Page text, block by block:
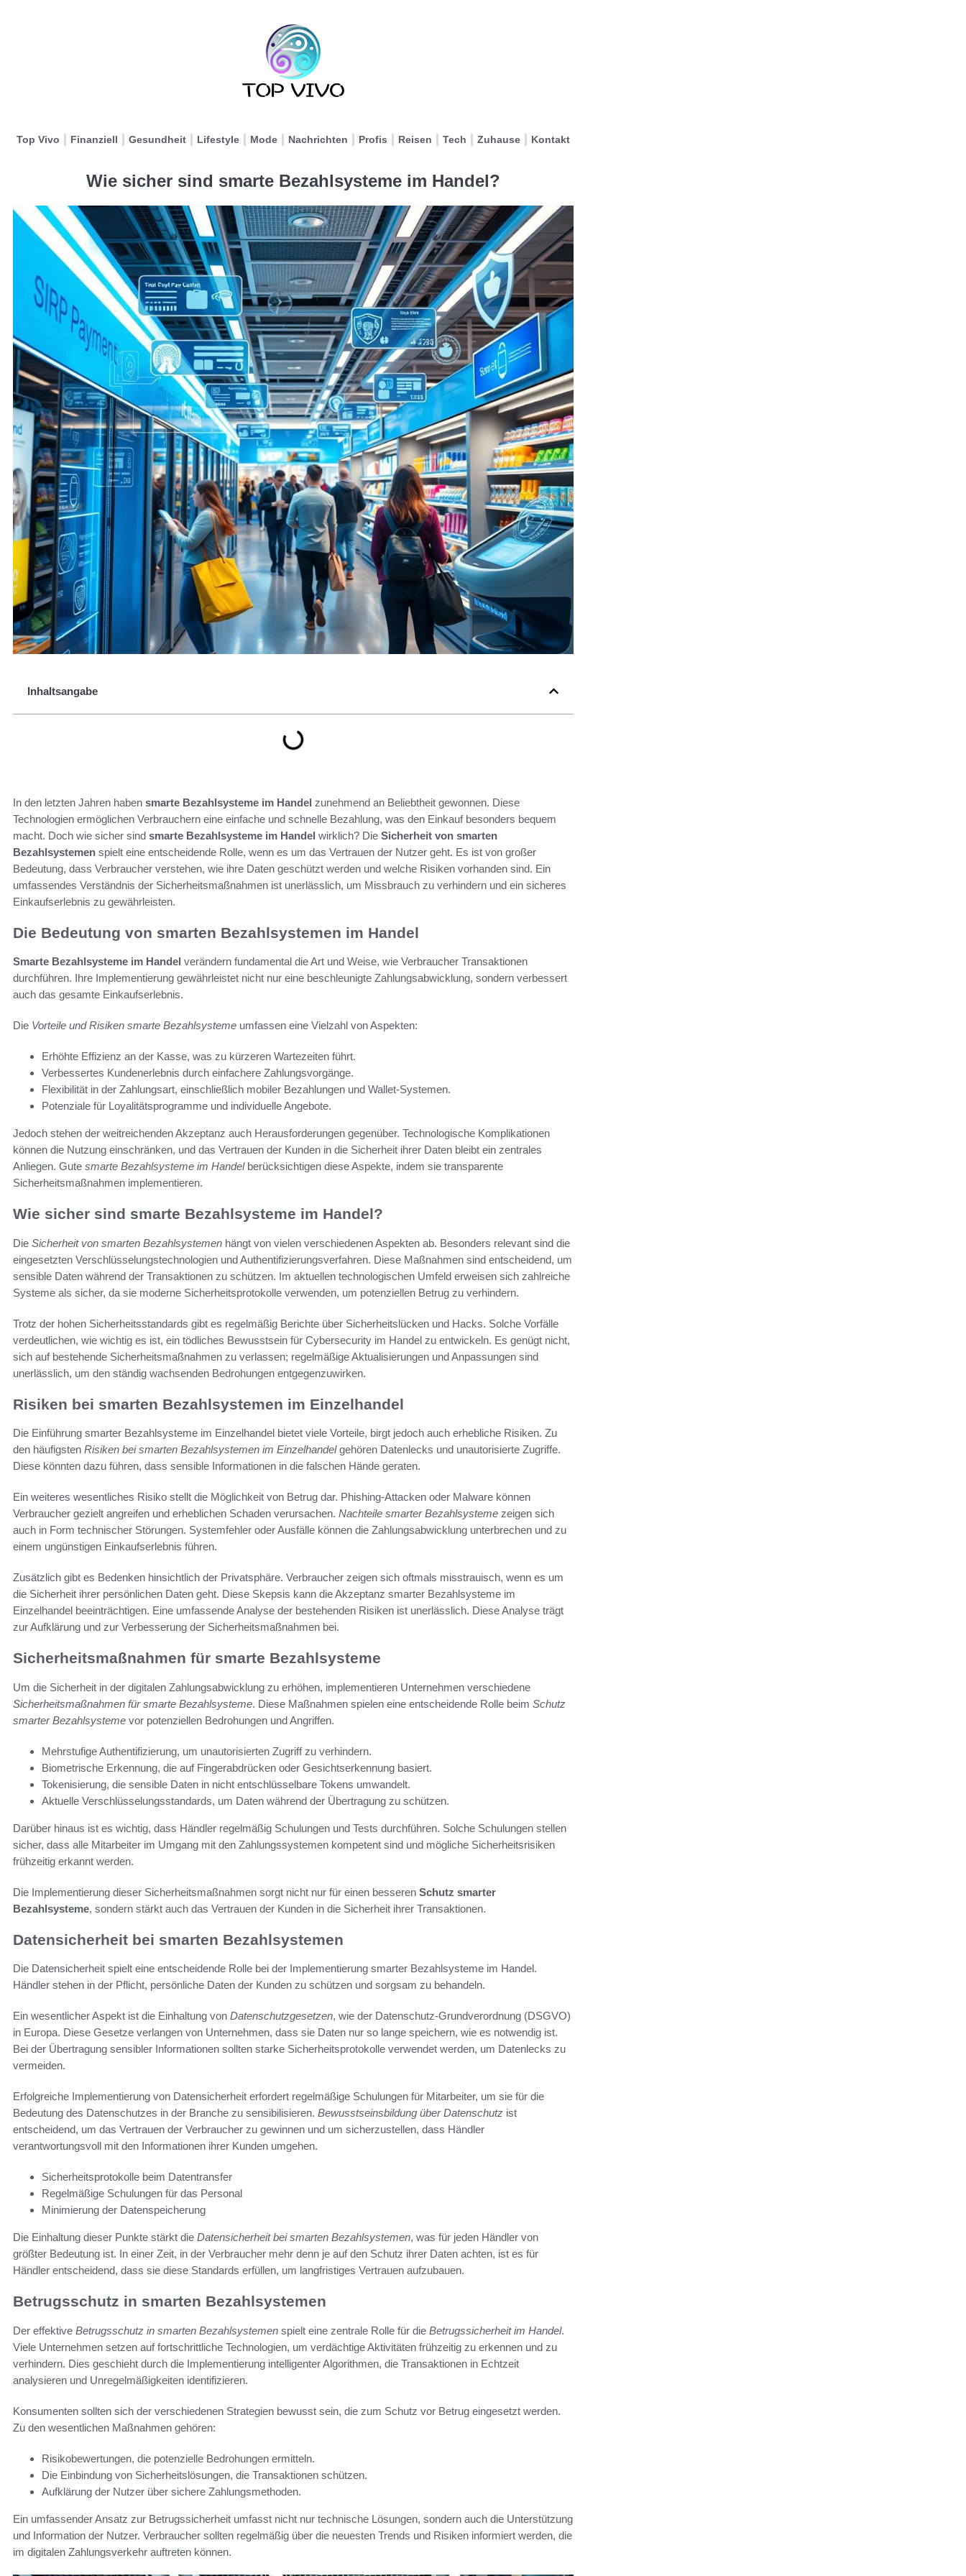
Top Vivo Finanziell Gesundheit Lifestyle Mode Nachrichten Profis Reisen Tech Zuhause Kontakt
Wie sicher sind smarte Bezahlsysteme im Handel?
Inhaltsangabe
In den letzten Jahren haben smarte Bezahlsysteme im Handel zunehmend an Beliebtheit gewonnen. Diese
Technologien ermöglichen Verbrauchern eine einfache und schnelle Bezahlung, was den Einkauf besonders bequem
macht. Doch wie sicher sind smarte Bezahlsysteme im Handel wirklich? Die Sicherheit von smarten
Bezahlsystemen spielt eine entscheidende Rolle, wenn es um das Vertrauen der Nutzer geht. Es ist von großer
Bedeutung, dass Verbraucher verstehen, wie ihre Daten geschützt werden und welche Risiken vorhanden sind. Ein
umfassendes Verständnis der Sicherheitsmaßnahmen ist unerlässlich, um Missbrauch zu verhindern und ein sicheres
Einkaufserlebnis zu gewährleisten.
Die Bedeutung von smarten Bezahlsystemen im Handel
Smarte Bezahlsysteme im Handel verändern fundamental die Art und Weise, wie Verbraucher Transaktionen
durchführen. Ihre Implementierung gewährleistet nicht nur eine beschleunigte Zahlungsabwicklung, sondern verbessert
auch das gesamte Einkaufserlebnis.
Die Vorteile und Risiken smarte Bezahlsysteme umfassen eine Vielzahl von Aspekten:
Erhöhte Effizienz an der Kasse, was zu kürzeren Wartezeiten führt.
Verbessertes Kundenerlebnis durch einfachere Zahlungsvorgänge.
Flexibilität in der Zahlungsart, einschließlich mobiler Bezahlungen und Wallet-Systemen.
Potenziale für Loyalitätsprogramme und individuelle Angebote.
Jedoch stehen der weitreichenden Akzeptanz auch Herausforderungen gegenüber. Technologische Komplikationen
können die Nutzung einschränken, und das Vertrauen der Kunden in die Sicherheit ihrer Daten bleibt ein zentrales
Anliegen. Gute smarte Bezahlsysteme im Handelberücksichtigen diese Aspekte, indem sie transparente
Sicherheitsmaßnahmen implementieren.
Wie sicher sind smarte Bezahlsysteme im Handel?
Die Sicherheit von smarten Bezahlsystemen hängt von vielen verschiedenen Aspekten ab. Besonders relevant sind die
eingesetzten Verschlüsselungstechnologien und Authentifizierungsverfahren. Diese Maßnahmen sind entscheidend, um
sensible Daten während der Transaktionen zu schützen. Im aktuellen technologischen Umfeld erweisen sich zahlreiche
Systeme als sicher, da sie moderne Sicherheitsprotokolle verwenden, um potenziellen Betrug zu verhindern.
Trotz der hohen Sicherheitsstandards gibt es regelmäßig Berichte über Sicherheitslücken und Hacks. Solche Vorfälle
verdeutlichen, wie wichtig es ist, ein tödliches Bewusstsein für Cybersecurity im Handel zu entwickeln. Es genügt nicht,
sich auf bestehende Sicherheitsmaßnahmen zu verlassen; regelmäßige Aktualisierungen und Anpassungen sind
unerlässlich, um den ständig wachsenden Bedrohungen entgegenzuwirken.
Risiken bei smarten Bezahlsystemen im Einzelhandel
Die Einführung smarter Bezahlsysteme im Einzelhandel bietet viele Vorteile, birgt jedoch auch erhebliche Risiken. Zu
den häufigsten Risiken bei smarten Bezahlsystemen im Einzelhandelgehören Datenlecks und unautorisierte Zugriffe.
Diese könnten dazu führen, dass sensible Informationen in die falschen Hände geraten.
Ein weiteres wesentliches Risiko stellt die Möglichkeit von Betrug dar. Phishing-Attacken oder Malware können
Verbraucher gezielt angreifen und erheblichen Schaden verursachen. Nachteile smarter Bezahlsysteme zeigen sich
auch in Form technischer Störungen. Systemfehler oder Ausfälle können die Zahlungsabwicklung unterbrechen und zu
einem ungünstigen Einkaufserlebnis führen.
Zusätzlich gibt es Bedenken hinsichtlich der Privatsphäre. Verbraucher zeigen sich oftmals misstrauisch, wenn es um
die Sicherheit ihrer persönlichen Daten geht. Diese Skepsis kann die Akzeptanz smarter Bezahlsysteme im
Einzelhandel beeinträchtigen. Eine umfassende Analyse der bestehenden Risiken ist unerlässlich. Diese Analyse trägt
zur Aufklärung und zur Verbesserung der Sicherheitsmaßnahmen bei.
Sicherheitsmaßnahmen für smarte Bezahlsysteme
Um die Sicherheit in der digitalen Zahlungsabwicklung zu erhöhen, implementieren Unternehmen verschiedene
Sicherheitsmaßnahmen für smarte Bezahlsysteme. Diese Maßnahmen spielen eine entscheidende Rolle beim Schutz
smarter Bezahlsysteme vor potenziellen Bedrohungen und Angriffen.
Mehrstufige Authentifizierung, um unautorisierten Zugriff zu verhindern.
Biometrische Erkennung, die auf Fingerabdrücken oder Gesichtserkennung basiert.
Tokenisierung, die sensible Daten in nicht entschlüsselbare Tokens umwandelt.
Aktuelle Verschlüsselungsstandards, um Daten während der Übertragung zu schützen.
Darüber hinaus ist es wichtig, dass Händler regelmäßig Schulungen und Tests durchführen. Solche Schulungen stellen
sicher, dass alle Mitarbeiter im Umgang mit den Zahlungssystemen kompetent sind und mögliche Sicherheitsrisiken
frühzeitig erkannt werden.
Die Implementierung dieser Sicherheitsmaßnahmen sorgt nicht nur für einen besseren Schutz smarter
Bezahlsysteme, sondern stärkt auch das Vertrauen der Kunden in die Sicherheit ihrer Transaktionen.
Datensicherheit bei smarten Bezahlsystemen
Die Datensicherheit spielt eine entscheidende Rolle bei der Implementierung smarter Bezahlsysteme im Handel.
Händler stehen in der Pflicht, persönliche Daten der Kunden zu schützen und sorgsam zu behandeln.
Ein wesentlicher Aspekt ist die Einhaltung von Datenschutzgesetzen, wie der Datenschutz-Grundverordnung (DSGVO)
in Europa. Diese Gesetze verlangen von Unternehmen, dass sie Daten nur so lange speichern, wie es notwendig ist.
Bei der Übertragung sensibler Informationen sollten starke Sicherheitsprotokolle verwendet werden, um Datenlecks zu
vermeiden.
Erfolgreiche Implementierung von Datensicherheit erfordert regelmäßige Schulungen für Mitarbeiter, um sie für die
Bedeutung des Datenschutzes in der Branche zu sensibilisieren. Bewusstseinsbildung über Datenschutz ist
entscheidend, um das Vertrauen der Verbraucher zu gewinnen und um sicherzustellen, dass Händler
verantwortungsvoll mit den Informationen ihrer Kunden umgehen.
Sicherheitsprotokolle beim Datentransfer
Regelmäßige Schulungen für das Personal
Minimierung der Datenspeicherung
Die Einhaltung dieser Punkte stärkt die Datensicherheit bei smarten Bezahlsystemen, was für jeden Händler von
größter Bedeutung ist. In einer Zeit, in der Verbraucher mehr denn je auf den Schutz ihrer Daten achten, ist es für
Händler entscheidend, dass sie diese Standards erfüllen, um langfristiges Vertrauen aufzubauen.
Betrugsschutz in smarten Bezahlsystemen
Der effektive Betrugsschutz in smarten Bezahlsystemen spielt eine zentrale Rolle für die Betrugssicherheit im Handel.
Viele Unternehmen setzen auf fortschrittliche Technologien, um verdächtige Aktivitäten frühzeitig zu erkennen und zu
verhindern. Dies geschieht durch die Implementierung intelligenter Algorithmen, die Transaktionen in Echtzeit
analysieren und Unregelmäßigkeiten identifizieren.
Konsumenten sollten sich der verschiedenen Strategien bewusst sein, die zum Schutz vor Betrug eingesetzt werden.
Zu den wesentlichen Maßnahmen gehören:
Risikobewertungen, die potenzielle Bedrohungen ermitteln.
Die Einbindung von Sicherheitslösungen, die Transaktionen schützen.
Aufklärung der Nutzer über sichere Zahlungsmethoden.
Ein umfassender Ansatz zur Betrugssicherheit umfasst nicht nur technische Lösungen, sondern auch die Unterstützung
und Information der Nutzer. Verbraucher sollten regelmäßig über die neuesten Trends und Risiken informiert werden, die
im digitalen Zahlungsverkehr auftreten können.